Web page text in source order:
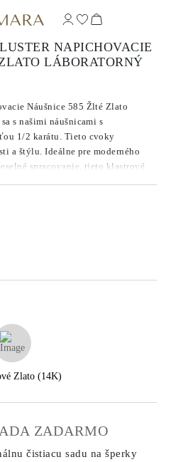
NAPICHOVACIE
LÁBORATORNÝ
Náušnice 585 Žlté Zlato
s našimi náušnicami s
1/2 karátu. Tieto cvoky
a štýlu. Ideálne pre moderného
spracovanie, tieto klastrové
Zlato (14K)
ZADARMO
čistiacu sadu na šperky